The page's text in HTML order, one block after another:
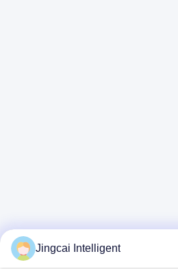
Jingcai Intelligent